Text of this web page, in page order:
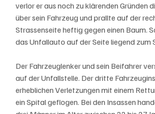
verlor er aus noch zu klärenden Gründen
über sein Fahrzeug und prallte auf der
Strassenseite heftig gegen einen Baum.
das Unfallauto auf der Seite liegend zum
Der Fahrzeuglenker und sein Beifahrer
auf der Unfallstelle. Der dritte
erheblichen Verletzungen mit einem
ein Spital geflogen. Bei den Insassen